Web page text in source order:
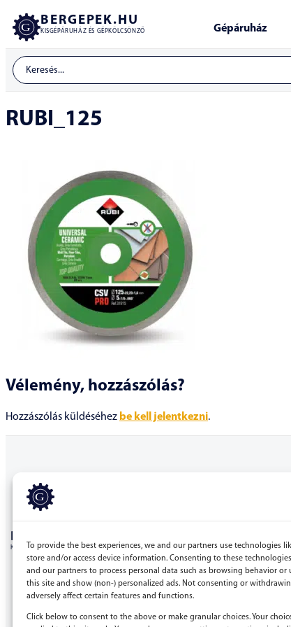
To provide the best experiences, we and our partners use technologies
store and/or access device information. Consenting to these
and our partners to process personal data such as browsing behavior or
this site and show (non-) personalized ads. Not consenting or
adversely affect certain features and functions.
Click below to consent to the above or make granular choices. Your
BERGEPEK.HU
KISGÉPÁRUHÁZ ÉS GÉPKÖLCSÖNZŐ Gépáruház
RUBI_125
Vélemény, hozzászólás?
Hozzászólás küldéséhez be kell jelentkezni.
BERGEPEK.HU
KISGÉPÁRUHÁZ ÉS GÉPKÖLCSÖNZŐ
Bérgépek Gépáruház Kereskedelmi Kft.
4173 Nagyrábé, Esze Tamás utca 28.
Adószám: 32977923-2-09